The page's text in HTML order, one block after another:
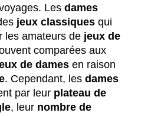
Les dames
jeux classiques qui
les amateurs de jeux de
comparées aux
de dames en raison
. Cependant, les dames
par leur plateau de
, leur nombre de